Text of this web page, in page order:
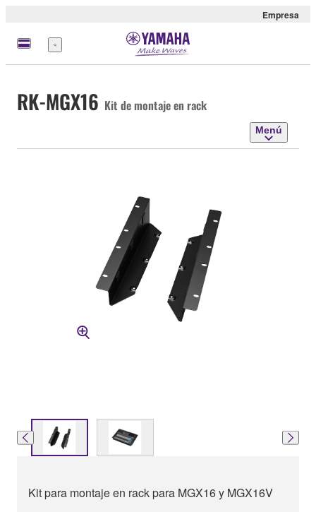
Empresa
Menú
RK-MGX16 Kit de montaje en rack
Menú
Kit para montaje en rack para MGX16 y MGX16V